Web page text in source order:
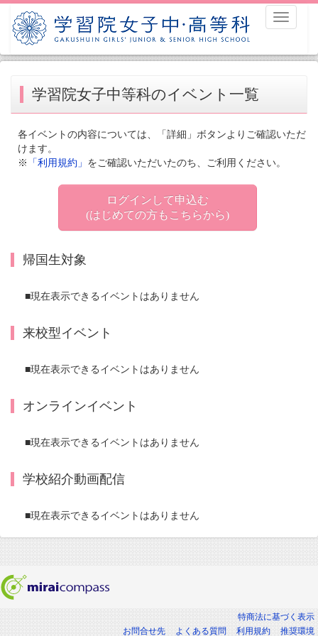
Toggle
学習院女子中等科のイベント一覧
各イベントの内容については、「詳細」ボタンよりご確認いただ
けます。
※
「利用規約」 をご確認いただいたのち、ご利用ください。
ログインして申込む
(はじめての方もこちらから)
帰国生対象
■現在表示できるイベントはありません
来校型イベント
■現在表示できるイベントはありません
オンラインイベント
■現在表示できるイベントはありません
学校紹介動画配信
■現在表示できるイベントはありません
特商法に基づく表示
お問合せ先
よくある質問 利用規約 推奨環境